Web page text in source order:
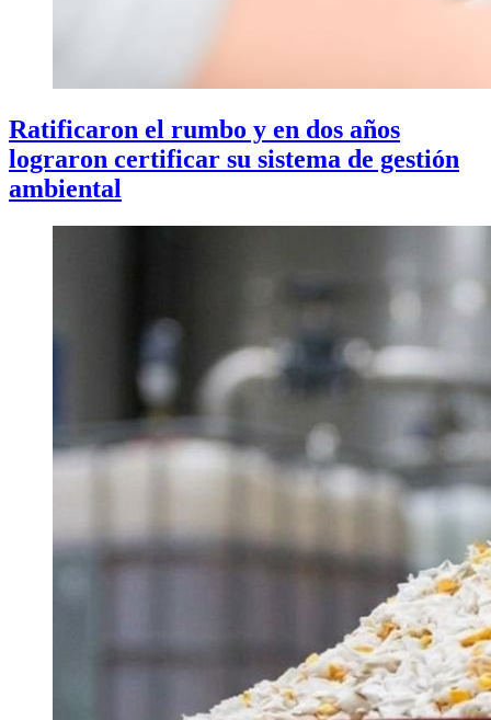
Ratificaron el rumbo y en dos años
lograron certificar su sistema de gestión
ambiental